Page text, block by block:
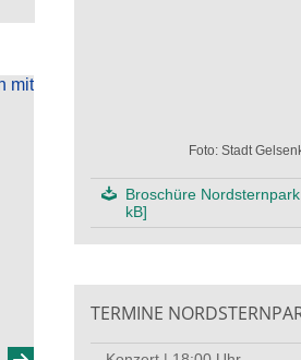
Foto: Stadt
Broschüre
kB]
TERMINE